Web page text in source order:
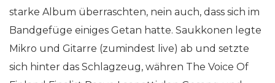
starke Album überraschten, nein auch, dass sich im
Bandgefüge einiges Getan hatte. Saukkonen legte
Mikro und Gitarre (zumindest live) ab und setzte
sich hinter das Schlagzeug, währen The Voice Of